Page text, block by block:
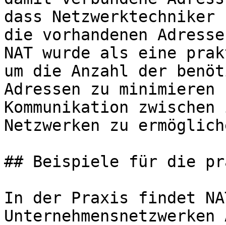
dass Netzwerktechniker
die vorhandenen
NAT wurde als eine
um die Anzahl der
Adressen zu
Kommunikation
Netzwerken zu
## Beispiele für die
In der Praxis findet